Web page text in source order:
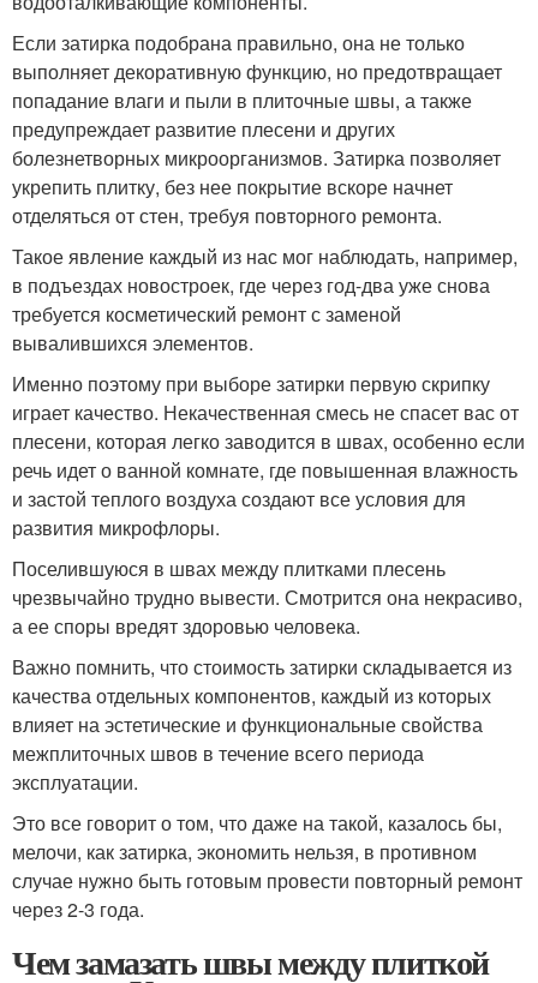
Если затирка подобрана правильно, она не только
выполняет декоративную функцию, но предотвращает
попадание влаги и пыли в плиточные швы, а также
предупреждает развитие плесени и других
болезнетворных микроорганизмов. Затирка позволяет
укрепить плитку, без нее покрытие вскоре начнет
отделяться от стен, требуя повторного ремонта.
Такое явление каждый из нас мог наблюдать, например,
в подъездах новостроек, где через год-два уже снова
требуется косметический ремонт с заменой
вывалившихся элементов.
Именно поэтому при выборе затирки первую скрипку
играет качество. Некачественная смесь не спасет вас от
плесени, которая легко заводится в швах, особенно если
речь идет о ванной комнате, где повышенная влажность
и застой теплого воздуха создают все условия для
развития микрофлоры.
Поселившуюся в швах между плитками плесень
чрезвычайно трудно вывести. Смотрится она некрасиво,
а ее споры вредят здоровью человека.
Важно помнить, что стоимость затирки складывается из
качества отдельных компонентов, каждый из которых
влияет на эстетические и функциональные свойства
межплиточных швов в течение всего периода
эксплуатации.
Это все говорит о том, что даже на такой, казалось бы,
мелочи, как затирка, экономить нельзя, в противном
случае нужно быть готовым провести повторный ремонт
через 2-3 года.
Чем замазать швы между плиткой